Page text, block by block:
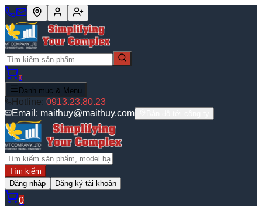
0
Danh mục & Menu
Hotline: 0913.23.80.23
Email: maithuy@maithuy.com
Tìm kiếm
Đăng nhập
Đăng ký tài khoản
0